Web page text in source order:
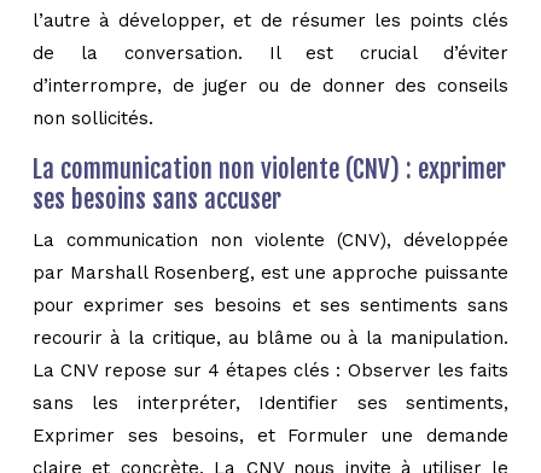
l’autre à développer, et de résumer les points clés
de la conversation. Il est crucial d’éviter
d’interrompre, de juger ou de donner des conseils
non sollicités.
La communication non violente (CNV) : exprimer
ses besoins sans accuser
La communication non violente (CNV), développée
par Marshall Rosenberg, est une approche puissante
pour exprimer ses besoins et ses sentiments sans
recourir à la critique, au blâme ou à la manipulation.
La CNV repose sur 4 étapes clés : Observer les faits
sans les interpréter, Identifier ses sentiments,
Exprimer ses besoins, et Formuler une demande
claire et concrète. La CNV nous invite à utiliser le